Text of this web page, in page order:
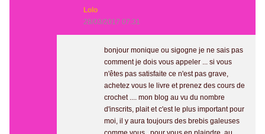
Lolo
28/03/2017 07:31
bonjour monique ou sigogne je ne sais pas
comment je dois vous appeler ... si vous
n'êtes pas satisfaite ce n'est pas grave,
achetez vous le livre et prenez des cours de
crochet .... mon blog au vu du nombre
d'inscrits, plait et c'est le plus important pour
moi, il y aura toujours des brebis galeuses